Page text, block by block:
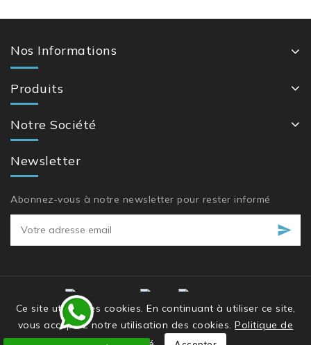
Nos Informations
Produits
Notre Société
Newsletter
Abonnez-vous à notre newsletter pour rester informé
Ce site utilise des cookies. En continuant à utiliser ce site,
vous acceptez notre utilisation des cookies. Politique de
© 2026 - Hill Cottage Restaurant